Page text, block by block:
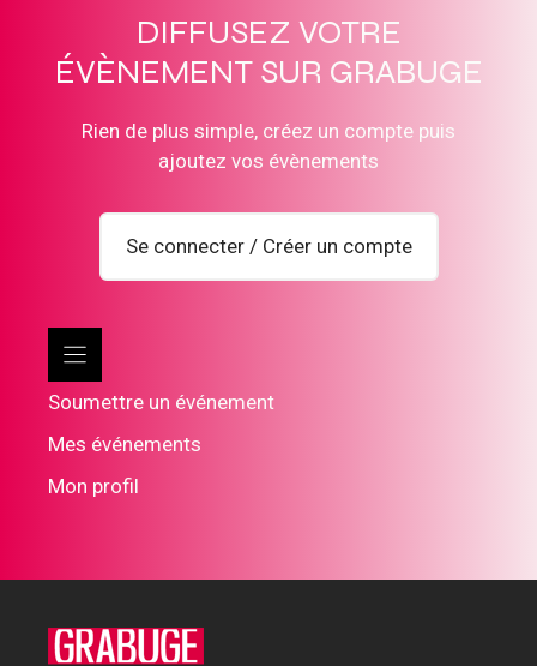
DIFFUSEZ VOTRE
ÉVÈNEMENT SUR GRABUGE
Rien de plus simple, créez un compte puis
ajoutez vos évènements
Se connecter / Créer un compte
Soumettre un événement
Mes événements
Mon profil